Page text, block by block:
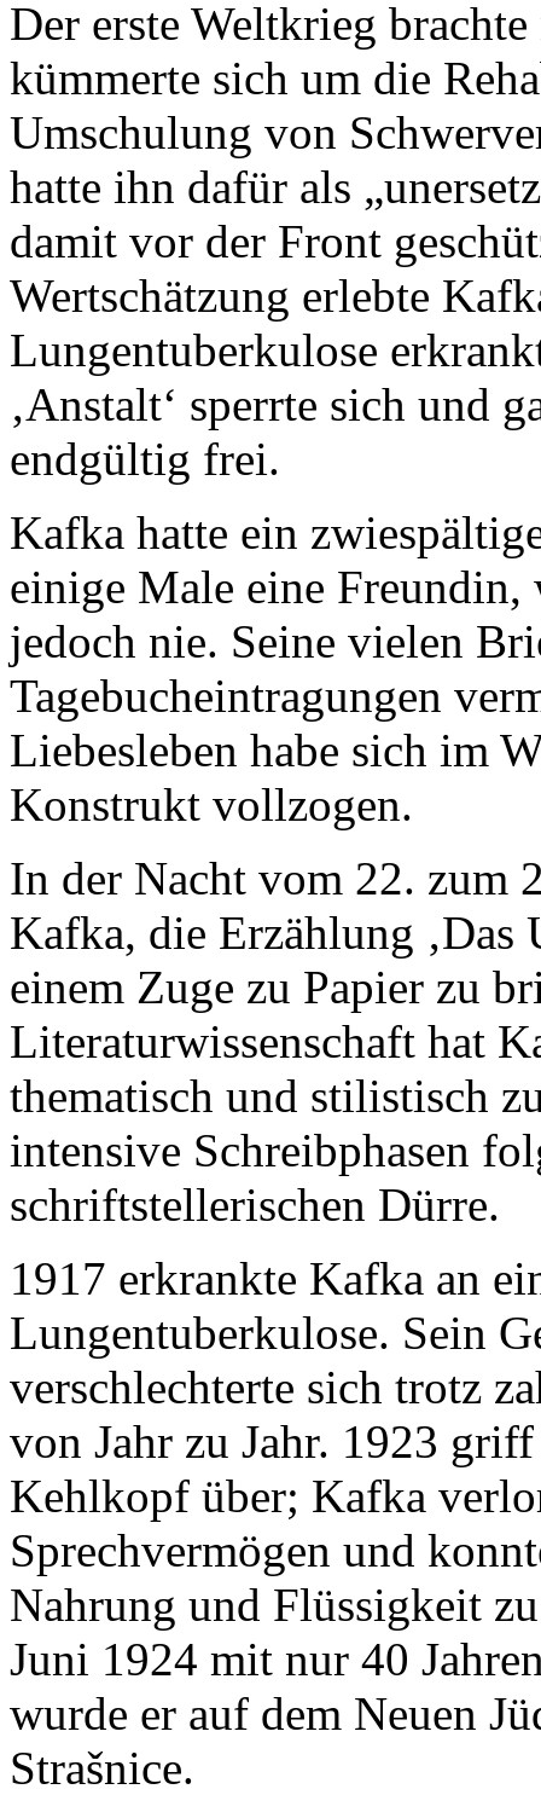
Der erste Weltkrieg
kümmerte sich um die
Umschulung von
hatte ihn dafür als
damit vor der Front
Wertschätzung erlebte
Lungentuberkulose
‚Anstalt‘ sperrte sich und
endgültig frei.
Kafka hatte ein
einige Male eine Freundin,
jedoch nie. Seine vielen
Tagebucheintragungen
Liebesleben habe sich im
Konstrukt vollzogen.
In der Nacht vom 22. zum
Kafka, die Erzählung
einem Zuge zu Papier zu
Literaturwissenschaft hat
thematisch und stilistisch
intensive Schreibphasen
schriftstellerischen Dürre.
1917 erkrankte Kafka an
Lungentuberkulose. Sein
verschlechterte sich trotz
von Jahr zu Jahr. 1923
Kehlkopf über; Kafka
Sprechvermögen und
Nahrung und Flüssigkeit
Juni 1924 mit nur 40
wurde er auf dem Neuen
Strašnice.